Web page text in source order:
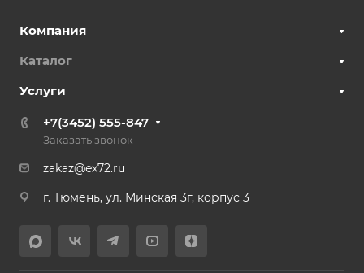
Компания
Каталог
Услуги
+7(3452) 555-847
Заказать звонок
zakaz@ex72.ru
г. Тюмень, ул. Минская 3г, корпус 3